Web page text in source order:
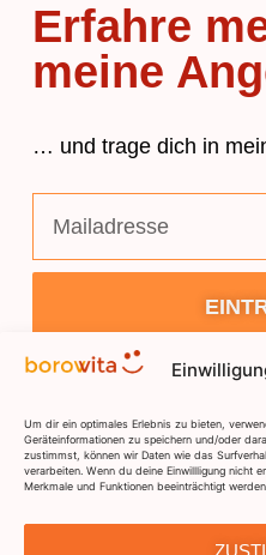
Um dir ein optimales Erlebnis zu bieten,
Geräteinformationen zu speichern und/oder
zustimmst, können wir Daten wie das
verarbeiten. Wenn du deine Einwillligung nicht
Merkmale und Funktionen beeinträchtigt werden.
Erfahre
meine
… und trage dich in
DSGVO